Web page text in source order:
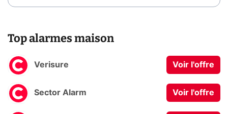
Top alarmes maison
Verisure Voir l'offre
Sector Alarm Voir l'offre